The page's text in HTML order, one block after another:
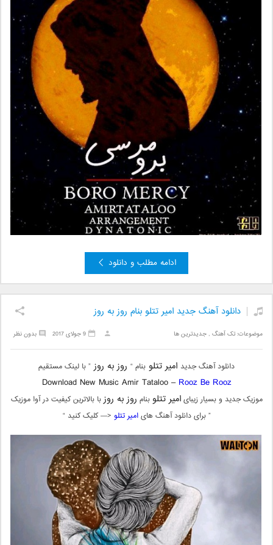
ادامه مطلب و دانلود
دانلود آهنگ جدید امیر تتلو بنام روز به روز
موضوعات:تک آهنگ ,جدیدترین ها بدون نظر 9 جولای 2017
دانلود آهنگ جدید امیر تتلو بنام “ روز به روز ” با لینک مستقیم
Download New Music Amir Tataloo – Rooz Be Rooz
موزیک جدید و بسیار زیبایامیر تتلو بنام روز به روزبا بالاترین کیفیت در آوا موزیک
” برای دانلود آهنگ هایامیر تتلو <— کلیک کنید “